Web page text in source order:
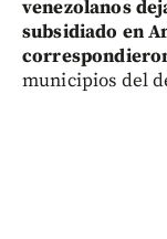
venezolanos
subsidiado en
municipios del